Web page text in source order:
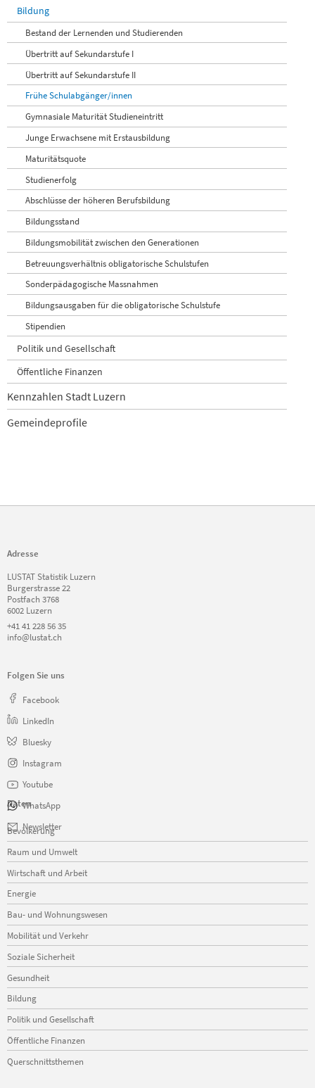
Bildung
Bestand der Lernenden und Studierenden
Übertritt auf Sekundarstufe I
Übertritt auf Sekundarstufe II
Frühe Schulabgänger/innen
Gymnasiale Maturität Studieneintritt
Junge Erwachsene mit Erstausbildung
Maturitätsquote
Studienerfolg
Abschlüsse der höheren Berufsbildung
Bildungsstand
Bildungsmobilität zwischen den Generationen
Betreuungsverhältnis obligatorische Schulstufen
Sonderpädagogische Massnahmen
Bildungsausgaben für die obligatorische Schulstufe
Stipendien
Politik und Gesellschaft
Öffentliche Finanzen
Kennzahlen Stadt Luzern
Gemeindeprofile
Adresse
LUSTAT Statistik Luzern
Burgerstrasse 22
Postfach 3768
6002 Luzern
+41 41 228 56 35
info@lustat.ch
Folgen Sie uns
Facebook
LinkedIn
Bluesky
Instagram
Youtube
WhatsApp
Newsletter
Daten
Navigation
überspringen
Bevölkerung
Raum und Umwelt
Wirtschaft und Arbeit
Energie
Bau- und Wohnungswesen
Mobilität und Verkehr
Soziale Sicherheit
Gesundheit
Bildung
Politik und Gesellschaft
Öffentliche Finanzen
Querschnittsthemen